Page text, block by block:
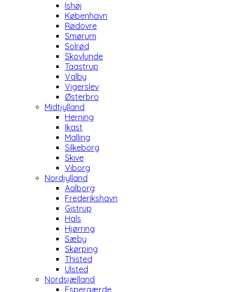
Ishøj
København
Rødovre
Smørum
Solrød
Skovlunde
Taastrup
Valby
Vigerslev
Østerbro
Midtjylland
Herning
Ikast
Malling
Silkeborg
Skive
Viborg
Nordjylland
Aalborg
Frederikshavn
Gistrup
Hals
Hjørring
Sæby
Skørping
Thisted
Ulsted
Nordsjælland
Espergærde